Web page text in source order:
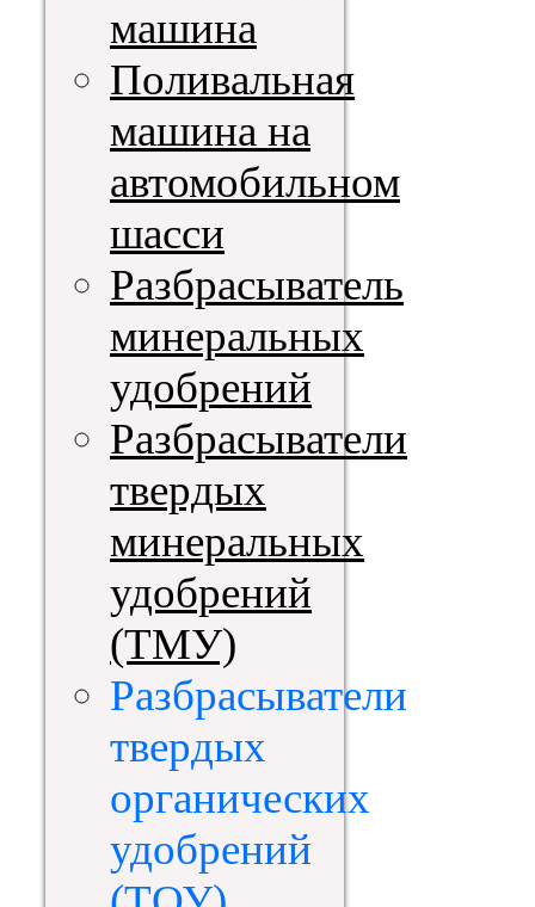
машина
Поливальная
машина на
автомобильном
шасси
Разбрасыватель
минеральных
удобрений
Разбрасыватели
твердых
минеральных
удобрений
(ТМУ)
Разбрасыватели
твердых
органических
удобрений